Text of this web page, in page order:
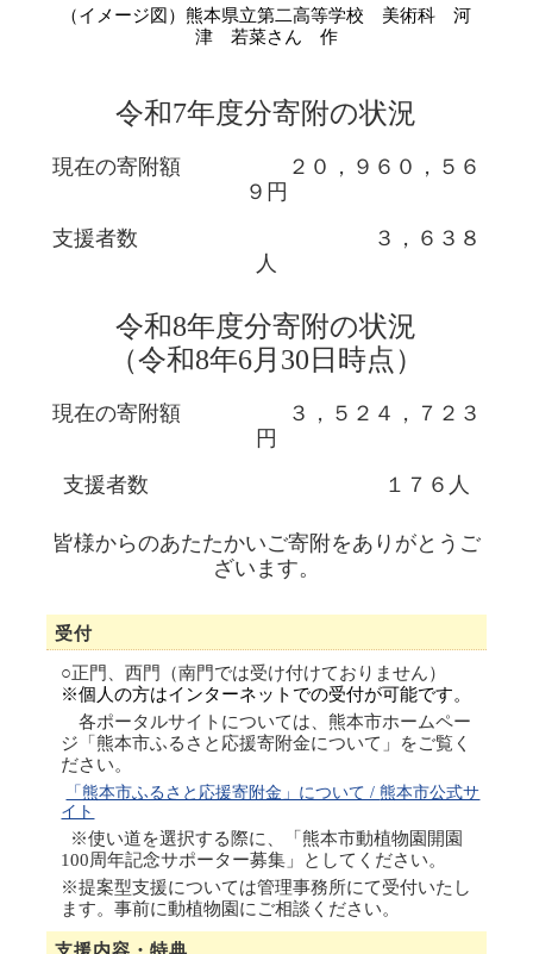
（イメージ図）熊本県立第二高等学校 美術科 河
津 若菜さん 作
令和7年度分寄附の状況
現在の寄附額 ２０，９６０，５６
９円
支援者数 ３，６３８
人
令和8年度分寄附の状況
（令和8年6月30 日時点）
現在の寄附額 ３，５２４，７２３
円
支援者数 １７６人
皆様からのあたたかいご寄附をありがとうご
ざいます。
受付
○正門、西門（南門では受け付けておりません）
※個人の方はインターネットでの受付が可能です。
各ポータルサイトについては、熊本市ホームペー
ジ「熊本市ふるさと応援寄附金について」をご覧く
ださい。
「熊本市ふるさと応援寄附金」について /熊本市公式サ
イト
※使い道を選択する際に、「熊本市動植物園開園
100周年記念サポーター募集」と してください。
※提案型支援については管理事務所にて受付いたし
ます。事前に動植物園にご相談ください。
支援内容・特典